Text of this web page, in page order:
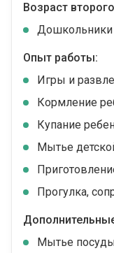
Возраст
Дошкольники
Опыт работы:
Игры и
Кормление
Купание
Мытье
Прогулка,
Мытье